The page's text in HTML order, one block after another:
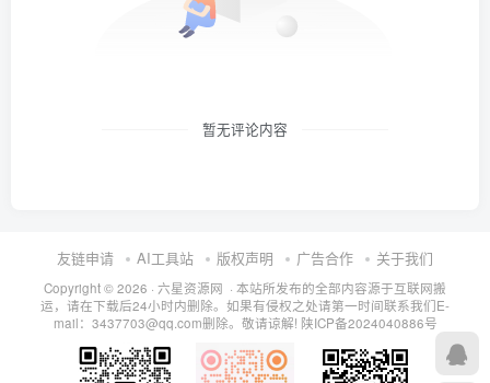
暂无评论内容
友链申请 AI工具站 版权声明 广告合作 关于我们
Copyright © 2026 · 六星资源网 · 本站所发布的全部内容源于互联网搬
运，请在下载后24小时内删除。如果有侵权之处请第一时间联系我们E-
mail：3437703@qq.com删除。敬请谅解! 陕ICP备2024040886号